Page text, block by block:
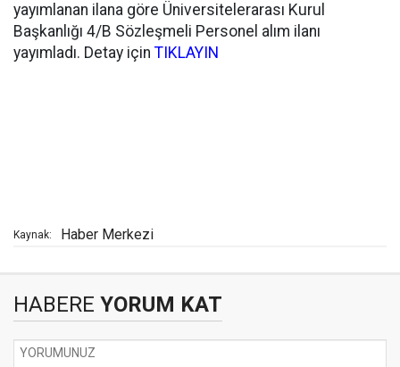
yayımlanan ilana göre Üniversitelerarası Kurul
Başkanlığı 4/B Sözleşmeli Personel alım ilanı
yayımladı. Detay için TIKLAYIN
Kaynak: Haber Merkezi
HABERE YORUM KAT